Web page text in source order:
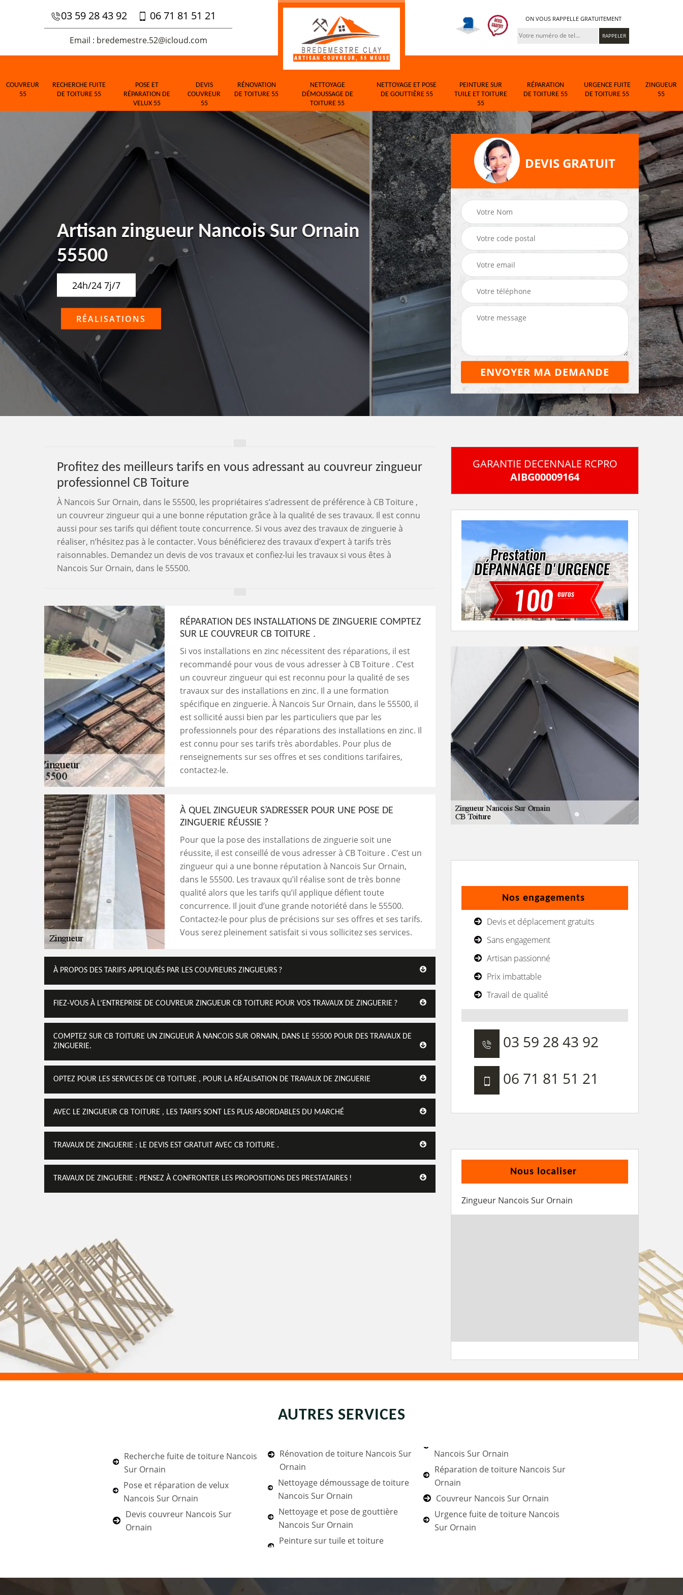
03 59 28 43 92 06 71 81 51 21
Email : bredemestre.52@icloud.com
ON VOUS RAPPELLE GRATUITEMENT
COUVREUR
55
RECHERCHE FUITE
DE TOITURE 55
POSE ET
RÉPARATION DE
VELUX 55
DEVIS
COUVREUR
55
RÉNOVATION
DE TOITURE 55
NETTOYAGE
DÉMOUSSAGE DE
TOITURE 55
NETTOYAGE ET POSE
DE GOUTTIÈRE 55
PEINTURE SUR
TUILE ET TOITURE
55
RÉPARATION
DE TOITURE 55
URGENCE FUITE
DE TOITURE 55
ZINGUEUR
55
Artisan zingueur Nancois Sur Ornain
55500
24h/24 7j/7
RÉALISATIONS
DEVIS GRATUIT
Profitez des meilleurs tarifs en vous adressant au couvreur zingueur
professionnel CB Toiture
À Nancois Sur Ornain, dans le 55500, les propriétaires s’adressent de préférence à CB Toiture ,
un couvreur zingueur qui a une bonne réputation grâce à la qualité de ses travaux. Il est connu
aussi pour ses tarifs qui défient toute concurrence. Si vous avez des travaux de zinguerie à
réaliser, n’hésitez pas à le contacter. Vous bénéficierez des travaux d’expert à tarifs très
raisonnables. Demandez un devis de vos travaux et confiez-lui les travaux si vous êtes à
Nancois Sur Ornain, dans le 55500.
RÉPARATION DES INSTALLATIONS DE ZINGUERIE COMPTEZ
SUR LE COUVREUR CB TOITURE .
Si vos installations en zinc nécessitent des réparations, il est
recommandé pour vous de vous adresser à CB Toiture . C’est
un couvreur zingueur qui est reconnu pour la qualité de ses
travaux sur des installations en zinc. Il a une formation
spécifique en zinguerie. À Nancois Sur Ornain, dans le 55500, il
est sollicité aussi bien par les particuliers que par les
professionnels pour des réparations des installations en zinc. Il
est connu pour ses tarifs très abordables. Pour plus de
renseignements sur ses offres et ses conditions tarifaires,
contactez-le.
À QUEL ZINGUEUR S’ADRESSER POUR UNE POSE DE
ZINGUERIE RÉUSSIE ?
Pour que la pose des installations de zinguerie soit une
réussite, il est conseillé de vous adresser à CB Toiture . C’est un
zingueur qui a une bonne réputation à Nancois Sur Ornain,
dans le 55500. Les travaux qu’il réalise sont de très bonne
qualité alors que les tarifs qu’il applique défient toute
concurrence. Il jouit d’une grande notoriété dans le 55500.
Contactez-le pour plus de précisions sur ses offres et ses tarifs.
Vous serez pleinement satisfait si vous sollicitez ses services.
À PROPOS DES TARIFS APPLIQUÉS PAR LES COUVREURS ZINGUEURS ?
FIEZ-VOUS À L’ENTREPRISE DE COUVREUR ZINGUEUR CB TOITURE POUR VOS TRAVAUX DE ZINGUERIE ?
COMPTEZ SUR CB TOITURE UN ZINGUEUR À NANCOIS SUR ORNAIN, DANS LE 55500 POUR DES TRAVAUX DE
ZINGUERIE.
OPTEZ POUR LES SERVICES DE CB TOITURE , POUR LA RÉALISATION DE TRAVAUX DE ZINGUERIE
AVEC LE ZINGUEUR CB TOITURE , LES TARIFS SONT LES PLUS ABORDABLES DU MARCHÉ
TRAVAUX DE ZINGUERIE : LE DEVIS EST GRATUIT AVEC CB TOITURE .
TRAVAUX DE ZINGUERIE : PENSEZ À CONFRONTER LES PROPOSITIONS DES PRESTATAIRES !
GARANTIE DECENNALE RCPRO
AIBG00009164
Nos engagements
Devis et déplacement gratuits
Sans engagement
Artisan passionné
Prix imbattable
Travail de qualité
03 59 28 43 92
06 71 81 51 21
Nous localiser
Zingueur Nancois Sur Ornain
AUTRES SERVICES
Recherche fuite de toiture Nancois
Sur Ornain
Pose et réparation de velux
Nancois Sur Ornain
Devis couvreur Nancois Sur
Ornain
Rénovation de toiture Nancois Sur
Ornain
Nettoyage démoussage de toiture
Nancois Sur Ornain
Nettoyage et pose de gouttière
Nancois Sur Ornain
Peinture sur tuile et toiture
Nancois Sur Ornain
Réparation de toiture Nancois Sur
Ornain
Couvreur Nancois Sur Ornain
Urgence fuite de toiture Nancois
Sur Ornain